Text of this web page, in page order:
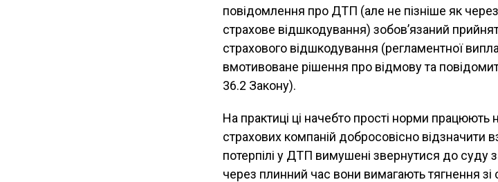
повідомлення про ДТП (але не пізніше як
страхове відшкодування) зобов’язаний
страхового відшкодування (регламентної
вмотивоване рішення про відмову та
36.2 Закону).
На практиці ці начебто прості норми
страхових компаній добросовісно відзначити
потерпілі у ДТП вимушені звернутися до
через плинний час вони вимагають тягнення зі